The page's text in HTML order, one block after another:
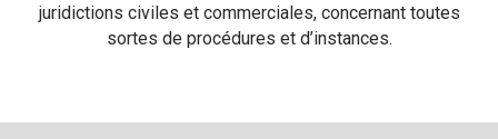
juridictions civiles et commerciales, concernant toutes
sortes de procédures et d’instances.